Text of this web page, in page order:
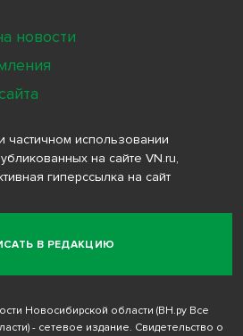
В РЕДАКЦИЮ
частичном использовании
на сайте VN.ru,
гиперссылка на сайт
Новосибирской области (ВН.ру Все
- сетевое издание. Свидетельство о
новости